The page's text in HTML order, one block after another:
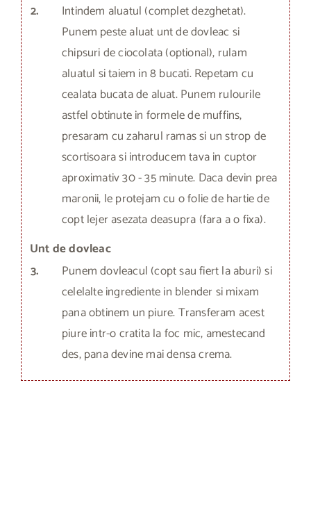
2.
Intindem aluatul (complet dezghetat).
Punem peste aluat unt de dovleac si
chipsuri de ciocolata (optional), rulam
aluatul si taiem in 8 bucati. Repetam cu
cealata bucata de aluat. Punem rulourile
astfel obtinute in formele de muffins,
presaram cu zaharul ramas si un strop de
scortisoara si introducem tava in cuptor
aproximativ 30 - 35 minute. Daca devin prea
maronii, le protejam cu o folie de hartie de
copt lejer asezata deasupra (fara a o fixa).
Unt de dovleac
3.
Punem dovleacul (copt sau fiert la aburi) si
celelalte ingrediente in blender si mixam
pana obtinem un piure. Transferam acest
piure intr-o cratita la foc mic, amestecand
des, pana devine mai densa crema.